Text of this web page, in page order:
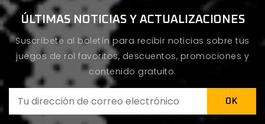
ÚLTIMAS NOTICIAS Y ACTUALIZACIONES
Suscríbete al boletín para recibir noticias sobre tus
juegos de rol favoritos, descuentos, promociones y
contenido gratuito.